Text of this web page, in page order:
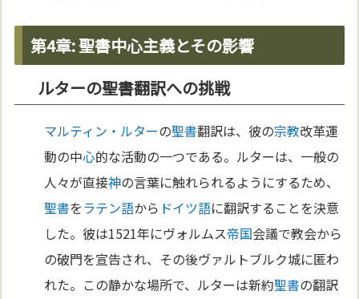
第4章: 聖書中心主義とその影響
ルターの聖書翻訳への挑戦
マルティン・ルターの聖書翻訳は、彼の宗教改革運
動の中心的な活動の一つである。ルターは、一般の
人々が直接神の言葉に触れられるようにするため、
聖書をラテン語から ドイツ語に翻訳することを決意
した。彼は1521年にヴォルムス帝国会議で教会から
の破門を宣告され、その後ヴァルトブルク城に匿わ
れた。この静かな場所で、ルターは新約聖書の翻訳